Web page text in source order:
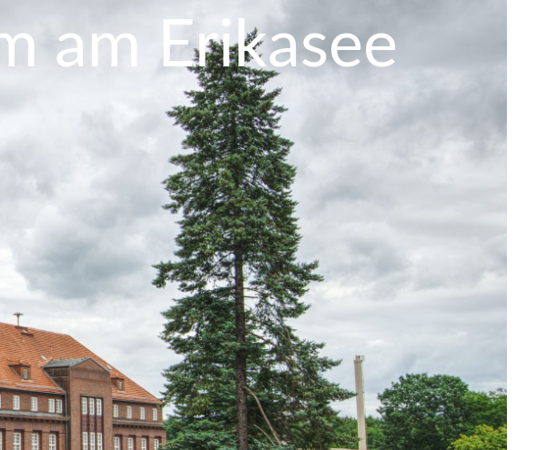
am Erikasee